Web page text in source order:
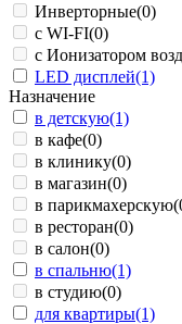
Инверторные(0)
с WI-FI(0)
с Ионизатором
LED дисплей(1)
Назначение
в детскую(1)
в кафе(0)
в клинику(0)
в магазин(0)
в парикмахерскую
в ресторан(0)
в салон(0)
в спальню(1)
в студию(0)
для квартиры(1)